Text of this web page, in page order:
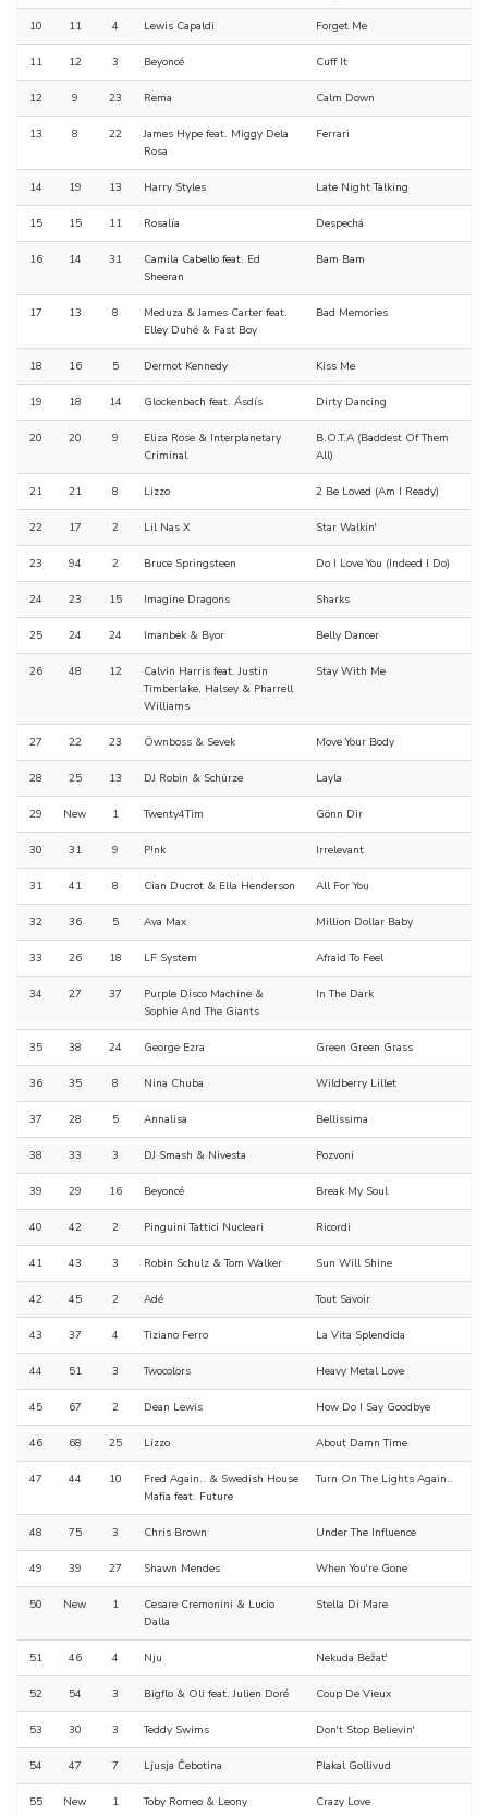
10 11 4 Lewis Capaldi Forget Me
11 12 3 Beyoncé Cuff It
12 9 23 Rema Calm Down
13 8 22
James Hype feat. Miggy Dela
Rosa
Ferrari
14 19 13 Harry Styles Late Night Talking
15 15 11 Rosalía Despechá
16 14 31
Camila Cabello feat. Ed
Sheeran
Bam Bam
17 13 8
Meduza & James Carter feat.
Elley Duhé & Fast Boy
Bad Memories
18 16 5 Dermot Kennedy Kiss Me
19 18 14 Glockenbach feat. Ásdís Dirty Dancing
20 20 9
Eliza Rose & Interplanetary
Criminal
B.O.T.A (Baddest Of Them
All)
21 21 8 Lizzo 2 Be Loved (Am I Ready)
22 17 2 Lil Nas X Star Walkin'
23 94 2 Bruce Springsteen Do I Love You (Indeed I Do)
24 23 15 Imagine Dragons Sharks
25 24 24 Imanbek & Byor Belly Dancer
26 48 12
Calvin Harris feat. Justin
Timberlake, Halsey & Pharrell
Williams
Stay With Me
27 22 23 Öwnboss & Sevek Move Your Body
28 25 13 DJ Robin & Schürze Layla
29 New 1 Twenty4Tim Gönn Dir
30 31 9 P!nk Irrelevant
31 41 8 Cian Ducrot & Ella Henderson All For You
32 36 5 Ava Max Million Dollar Baby
33 26 18 LF System Afraid To Feel
34 27 37
Purple Disco Machine &
Sophie And The Giants
In The Dark
35 38 24 George Ezra Green Green Grass
36 35 8 Nina Chuba Wildberry Lillet
37 28 5 Annalisa Bellissima
38 33 3 DJ Smash & Nivesta Pozvoni
39 29 16 Beyoncé Break My Soul
40 42 2 Pinguini Tattici Nucleari Ricordi
41 43 3 Robin Schulz & Tom Walker Sun Will Shine
42 45 2 Adé Tout Savoir
43 37 4 Tiziano Ferro La Vita Splendida
44 51 3 Twocolors Heavy Metal Love
45 67 2 Dean Lewis How Do I Say Goodbye
46 68 25 Lizzo About Damn Time
47 44 10
Fred Again.. & Swedish House
Mafia feat. Future
Turn On The Lights Again..
48 75 3 Chris Brown Under The Influence
49 39 27 Shawn Mendes When You're Gone
50 New 1
Cesare Cremonini & Lucio
Dalla
Stella Di Mare
51 46 4 Nju Nekuda Bežat'
52 54 3 Bigflo & Oli feat. Julien Doré Coup De Vieux
53 30 3 Teddy Swims Don't Stop Believin'
54 47 7 Ljusja Čebotina Plakal Gollivud
55 New 1 Toby Romeo & Leony Crazy Love